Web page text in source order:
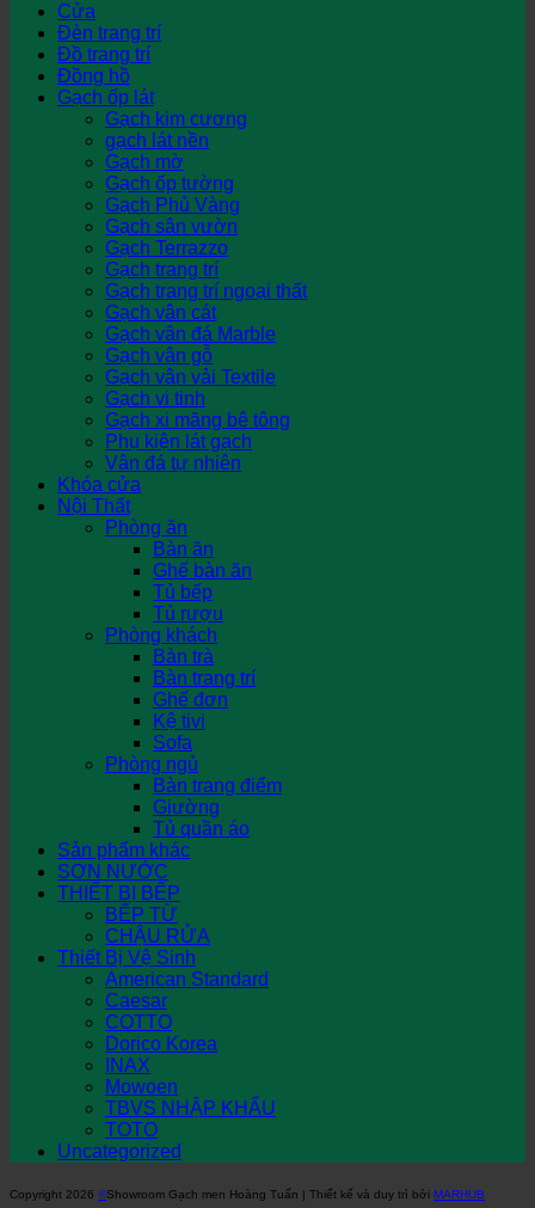
Cửa
Đèn trang trí
Đồ trang trí
Đồng hồ
Gạch ốp lát
Gạch kim cương
gạch lát nền
Gạch mờ
Gạch ốp tường
Gạch Phủ Vàng
Gạch sân vườn
Gạch Terrazzo
Gạch trang trí
Gạch trang trí ngoại thất
Gạch vân cát
Gạch vân đá Marble
Gạch vân gỗ
Gạch vân vải Textile
Gạch vi tinh
Gạch xi măng bê tông
Phụ kiện lát gạch
Vân đá tự nhiên
Khóa cửa
Nội Thất
Phòng ăn
Bàn ăn
Ghế bàn ăn
Tủ bếp
Tủ rượu
Phòng khách
Bàn trà
Bàn trang trí
Ghế đơn
Kệ tivi
Sofa
Phòng ngủ
Bàn trang điểm
Giường
Tủ quần áo
Sản phẩm khác
SƠN NƯỚC
THIẾT BỊ BẾP
BẾP TỪ
CHẬU RỬA
Thiết Bị Vệ Sinh
American Standard
Caesar
COTTO
Dorico Korea
INAX
Mowoen
TBVS NHẬP KHẨU
TOTO
Uncategorized
Copyright 2026 ©Showroom Gạch men Hoàng Tuấn | Thiết kế và duy trì bởi MARHUB